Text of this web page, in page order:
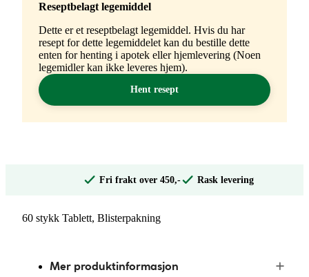
Reseptbelagt legemiddel
Dette er et reseptbelagt legemiddel. Hvis du har
resept for dette legemiddelet kan du bestille dette
enten for henting i apotek eller hjemlevering (Noen
legemidler kan ikke leveres hjem).
Hent resept
Fri frakt over 450,- Rask levering
60 stykk Tablett, Blisterpakning
Mer produktinformasjon